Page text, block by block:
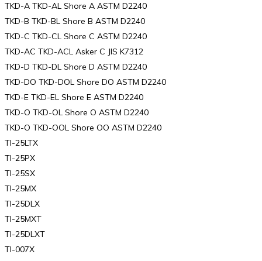
TKD-A TKD-AL Shore A ASTM D2240
TKD-B TKD-BL Shore B ASTM D2240
TKD-C TKD-CL Shore C ASTM D2240
TKD-AC TKD-ACL Asker C JIS K7312
TKD-D TKD-DL Shore D ASTM D2240
TKD-DO TKD-DOL Shore DO ASTM D2240
TKD-E TKD-EL Shore E ASTM D2240
TKD-O TKD-OL Shore O ASTM D2240
TKD-O TKD-OOL Shore OO ASTM D2240
TI-25LTX
TI-25PX
TI-25SX
TI-25MX
TI-25DLX
TI-25MXT
TI-25DLXT
TI-007X